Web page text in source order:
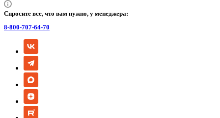
Спросите все, что вам нужно, у менеджера:
8-800-707-64-70